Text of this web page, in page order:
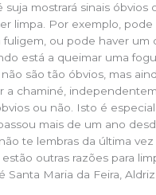
suja mostrará sinais óbvios
limpa. Por exemplo,
fuligem, ou pode haver um
está a queimar uma
são tão óbvios, mas
a chaminé,
ou não. Isto é
mais de um ano
te lembras da última
outras razões para
Santa Maria da Feira, Aldriz.